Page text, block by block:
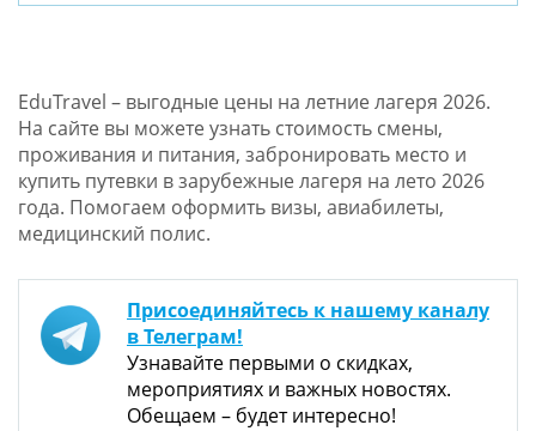
EduTravel – выгодные цены на летние лагеря 2026.
На сайте вы можете узнать стоимость смены,
проживания и питания, забронировать место и
купить путевки в зарубежные лагеря на лето 2026
года. Помогаем оформить визы, авиабилеты,
медицинский полис.
Присоединяйтесь к нашему каналу
в Телеграм!
Узнавайте первыми о скидках,
мероприятиях и важных новостях.
Обещаем – будет интересно!